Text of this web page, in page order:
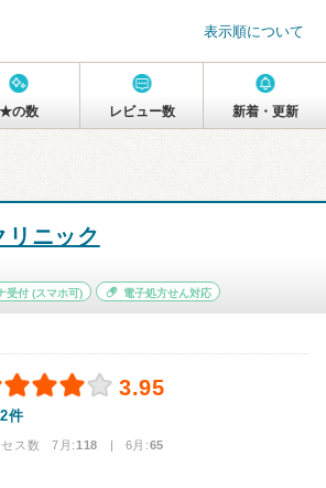
表示順について
★の数 レビュー数 新着・更新
リニック
受付(スマホ可) 電子処方せん対応
3.95
2件
セス数 7月:118 | 6月:65